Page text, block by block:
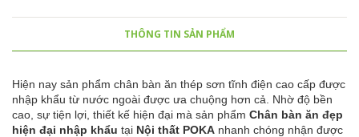
THÔNG TIN SẢN PHẨM
Hiện nay sản phẩm chân bàn ăn thép sơn tĩnh điện cao cấp được
nhập khẩu từ nước ngoài được ưa chuộng hơn cả. Nhờ độ bền
cao, sự tiện lợi, thiết kế hiện đại mà sản phẩm Chân bàn ăn đẹp
hiện đại nhập khẩu tại Nội thất POKA nhanh chóng nhận được